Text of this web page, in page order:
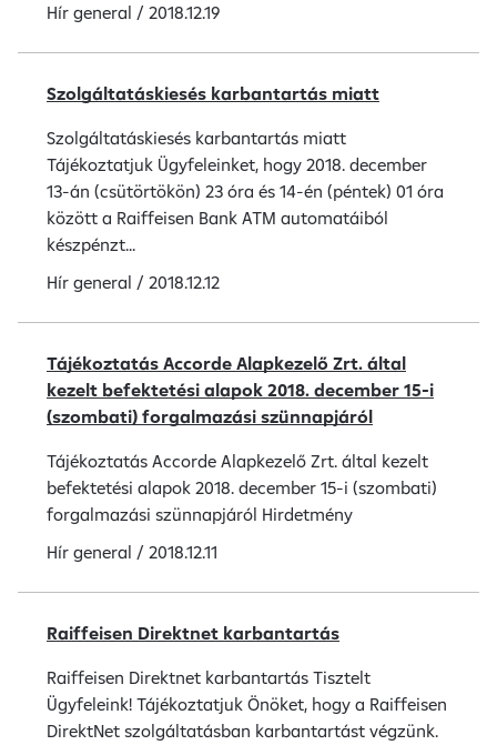
Hír general / 2018.12.19
Szolgáltatáskiesés karbantartás miatt
Szolgáltatáskiesés karbantartás miatt
Tájékoztatjuk Ügyfeleinket, hogy 2018. december
13-án (csütörtökön) 23 óra és 14-én (péntek) 01 óra
között a Raiffeisen Bank ATM automatáiból
készpénzt...
Hír general / 2018.12.12
Tájékoztatás Accorde Alapkezelő Zrt. által
kezelt befektetési alapok 2018. december 15-i
(szombati) forgalmazási szünnapjáról
Tájékoztatás Accorde Alapkezelő Zrt. által kezelt
befektetési alapok 2018. december 15-i (szombati)
forgalmazási szünnapjáról Hirdetmény
Hír general / 2018.12.11
Raiffeisen Direktnet karbantartás
Raiffeisen Direktnet karbantartás Tisztelt
Ügyfeleink! Tájékoztatjuk Önöket, hogy a Raiffeisen
DirektNet szolgáltatásban karbantartást végzünk.